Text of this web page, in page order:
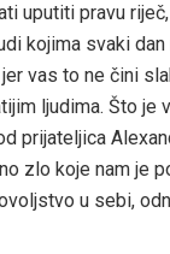
uputiti pravu
kojima svaki
vas to ne čini
ljudima. Što je
prijateljica
zlo koje nam je
u sebi,